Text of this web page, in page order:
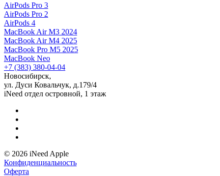
AirPods Pro 3
AirPods Pro 2
AirPods 4
MacBook Air M3 2024
MacBook Air M4 2025
MacBook Pro M5 2025
MacBook Neo
+7 (383) 380-04-04
Новосибирск,
ул. Дуси Ковальчук, д.179/4
iNeed отдел островной, 1 этаж
© 2026 iNeed Apple
Конфиденциальность
Оферта